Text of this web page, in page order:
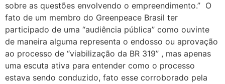
sobre as questões envolvendo o empreendimento.” O
fato de um membro do Greenpeace Brasil ter
participado de uma “audiência pública” como ouvinte
de maneira alguma representa o endosso ou aprovação
ao processo de “viabilização da BR 319” , mas apenas
uma escuta ativa para entender como o processo
estava sendo conduzido, fato esse corroborado pela